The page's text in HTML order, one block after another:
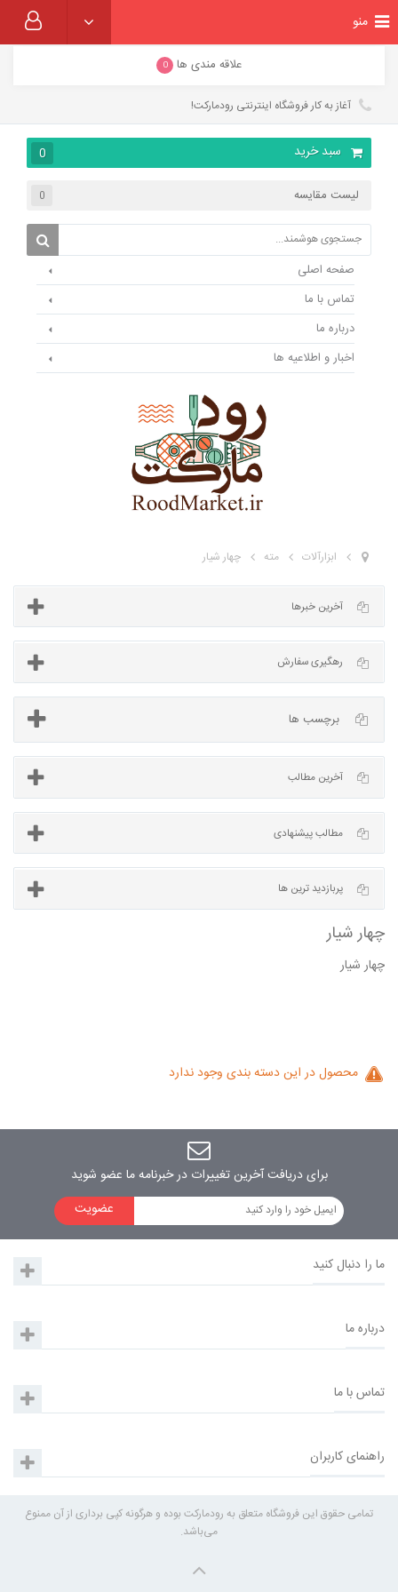
علاقه مندی ها 0
آغاز به کار فروشگاه اینترنتی رودمارکت!
سبد خرید 0
لیست مقایسه 0
صفحه اصلی
تماس با ما
درباره ما
اخبار و اطلاعیه ها
منو
ابزارآلات مته چهار شیار
آخرین خبرها
برچسب ها
آخرین مطالب
مطالب پیشنهادی
چهار شيار
محصول در این دسته بندی وجود ندارد
برای دریافت آخرین تغییرات در خبرنامه ما عضو شوید
عضویت
ما را دنبال کنید
درباره ما
تماس با ما
راهنمای کاربران
تمامی حقوق این فروشگاه متعلق به رودمارکت بوده و هرگونه کپی برداری از آن ممنوع
می‌باشد.